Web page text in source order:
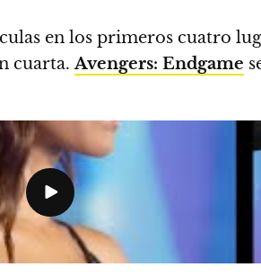
en los primeros cuatro
cuarta.Avengers: Endgame